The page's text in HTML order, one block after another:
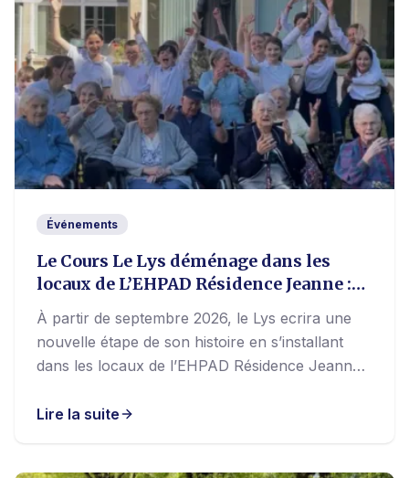
Événements
Le Cours Le Lys déménage dans les
locaux de L’EHPAD Résidence Jeanne :
un projet intergénérationnel inédit à
Dijon
À partir de septembre 2026, le Lys ecrira une
nouvelle étape de son histoire en s’installant
dans les locaux de l’EHPAD Résidence Jeanne,
Lire la suite